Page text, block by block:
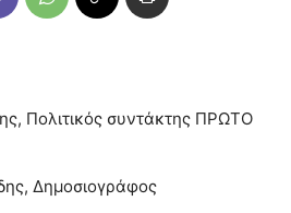
Πολιτικός συντάκτης ΠΡΩΤΟ
Δημοσιογράφος